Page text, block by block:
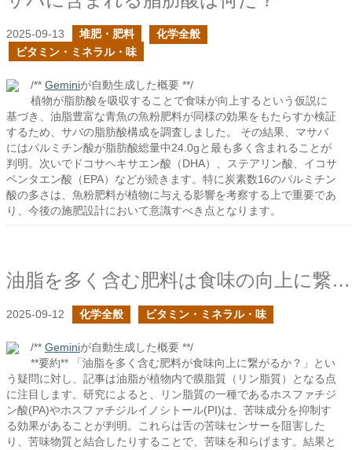
2025-09-13 堆肥・肥料
化学全般
ビタミン・ミネラル・味
/** Geminiが自動生成した概要 **/
植物が脂肪酸を吸収することで食味が向上するという仮説に
基づき、油脂豊富な青魚の魚粉肥料が同様の効果をもたらすか検証
するため、サバの脂肪酸構成を調査しました。 その結果、マサバ
にはパルミチン酸が脂肪酸総量中24.0gと最も多く含まれることが
判明。次いでドコサヘキサエン酸（DHA）、ステアリン酸、イコサ
ペンタエン酸（EPA）などが続きます。特に炭素数16のパルミチン
酸の多さは、魚粉肥料が植物に与える影響を考察する上で重要であ
り、今後の施肥設計において意識すべき点となります。
油脂を多く含む肥料は食味の向上に繋がるか？
2025-09-12 化学全般 ビタミン・ミネラル・味
/** Geminiが自動生成した概要 **/
**要約** 「油脂を多く含む肥料が食味向上に繋がるか？」とい
う疑問に対し、記事は油脂が植物内で膜脂質（リン脂質）となる点
に注目します。研究によると、リン脂質の一種であるホスファチジ
ン酸(PA)やホスファチジルイノシトール(PI)は、苦味成分を抑制す
る効果があることが判明。これらは舌の苦味センサーを阻害した
り、苦味物質と結合したりすることで、苦味を和らげます。結果と